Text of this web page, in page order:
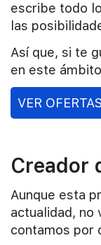
escribe todo
las
Así que, si te
en este
VER OFERTAS
Creador
Aunque esta
actualidad, no
contamos por